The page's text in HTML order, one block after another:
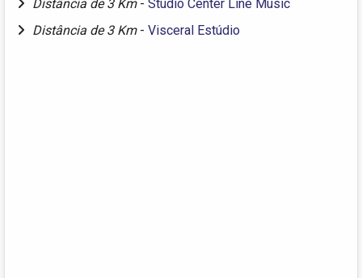
Distância de 3 Km - Studio Center Line Music
Distância de 3 Km - Visceral Estúdio